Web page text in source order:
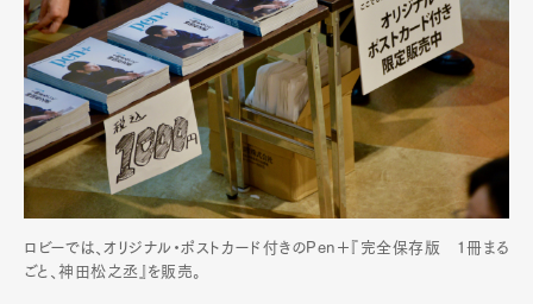
ロビーでは、オリジナル・ポストカード付きのPen＋『完全保存版 1冊まる
ごと、神田松之丞』を販売。